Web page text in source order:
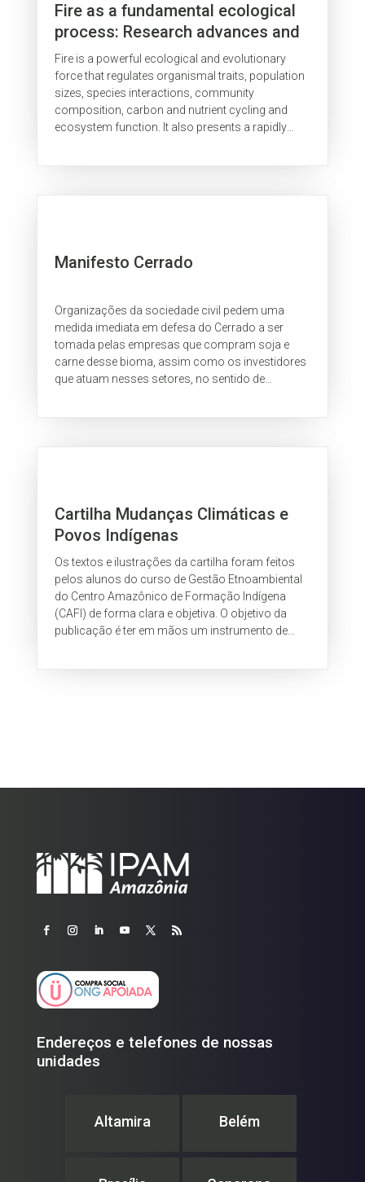
Fire as a fundamental ecological
process: Research advances and
frontiers
Fire is a powerful ecological and evolutionary
force that regulates organismal traits, population
sizes, species interactions, community
composition, carbon and nutrient cycling and
ecosystem function. It also presents a rapidly
Manifesto Cerrado
Organizações da sociedade civil pedem uma
medida imediata em defesa do Cerrado a ser
tomada pelas empresas que compram soja e
carne desse bioma, assim como os investidores
que atuam nesses setores, no sentido de
Cartilha Mudanças Climáticas e
Povos Indígenas
Os textos e ilustrações da cartilha foram feitos
pelos alunos do curso de Gestão Etnoambiental
do Centro Amazônico de Formação Indígena
(CAFI) de forma clara e objetiva. O objetivo da
publicação é ter em mãos um instrumento de
Endereços e telefones de nossas
unidades
Altamira Belém